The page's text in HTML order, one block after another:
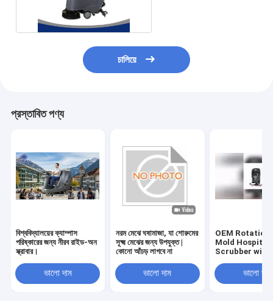
চালিয়ে
প্রস্তাবিত পণ্য
বিশ্ববিদ্যালয়ের ক্যাম্পাস
পরিষ্কারের জন্য নীরব রাইড-অন
স্ক্রাবার।
ভালো দাম
নরম মেঝে ঘষামাজা, যা শোরুমের
সূক্ষ্ম মেঝের জন্য উপযুক্ত |
কোনো আঁচড় লাগবে না
ভালো দাম
OEM
Mold Hospital
Scrubber with
Certification
ভালো দাম